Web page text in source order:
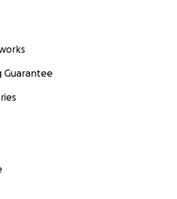
Guarantee